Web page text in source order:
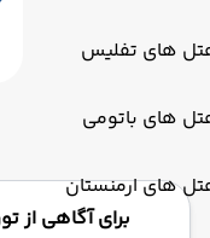
های تفلیس
های باتومی
های ارمنستان
برای آگاهی از